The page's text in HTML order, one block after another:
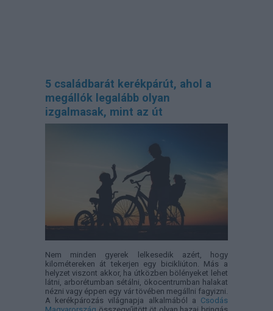
5 családbarát kerékpárút, ahol a
megállók legalább olyan
izgalmasak, mint az út
Nem minden gyerek lelkesedik azért, hogy
kilométereken át tekerjen egy bicikliúton. Más a
helyzet viszont akkor, ha útközben bölényeket lehet
látni, arborétumban sétálni, ökocentrumban halakat
nézni vagy éppen egy vár tövében megállni fagyizni.
A kerékpározás világnapja alkalmából a Csodás